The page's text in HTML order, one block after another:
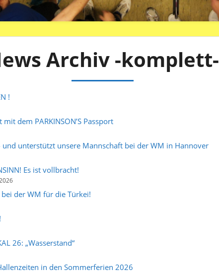
Archiv -komplett-
!
mit dem PARKINSON’S Passport
und unterstützt unsere Mannschaft bei der WM in Hannover
Es ist vollbracht!
der WM für die Türkei!
26: „Wasserstand“
in den Sommerferien 2026